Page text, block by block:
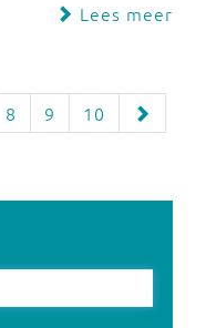
Lees meer
8 9 10